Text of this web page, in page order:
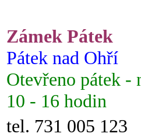
Zámek Pátek
Pátek nad Ohří
Otevřeno pátek -
10 - 16 hodin
tel. 731 005 123